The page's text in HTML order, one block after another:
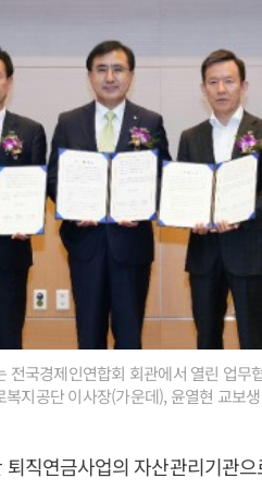
국경제인연합회 회관에서 열린 업무
지공단 이사장(가운데), 윤열현 교보
직연금사업의 자산관리기관